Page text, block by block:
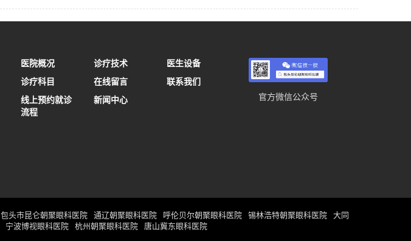
医院概况 诊疗技术
医生设备
诊疗科目
在线留言
联系我们
线上预约就诊
流程
新闻中心 官方微信公众号
包头市昆仑朝聚眼科医院 通辽朝聚眼科医院 呼伦贝尔朝聚眼科医院 锡林浩特朝聚眼科医院
大同
宁波博视眼科医院 杭州朝聚眼科医院 唐山冀东眼科医院